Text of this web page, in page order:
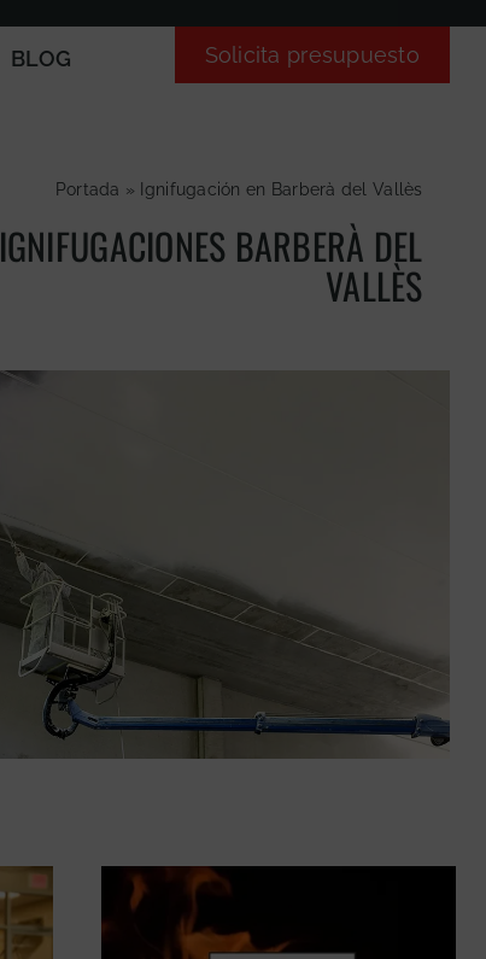
BLOG
Solicita presupuesto
Portada » Ignifugación en Barberà del Vallès
IGNIFUGACIONES BARBERÀ DEL
VALLÈS